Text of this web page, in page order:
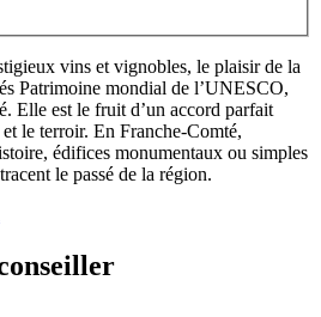
vins et vignobles, le plaisir de la
Patrimoine mondial de l’UNESCO,
Elle est le fruit d’un accord parfait
le terroir. En Franche-Comté,
édifices monumentaux ou simples
le passé de la région.